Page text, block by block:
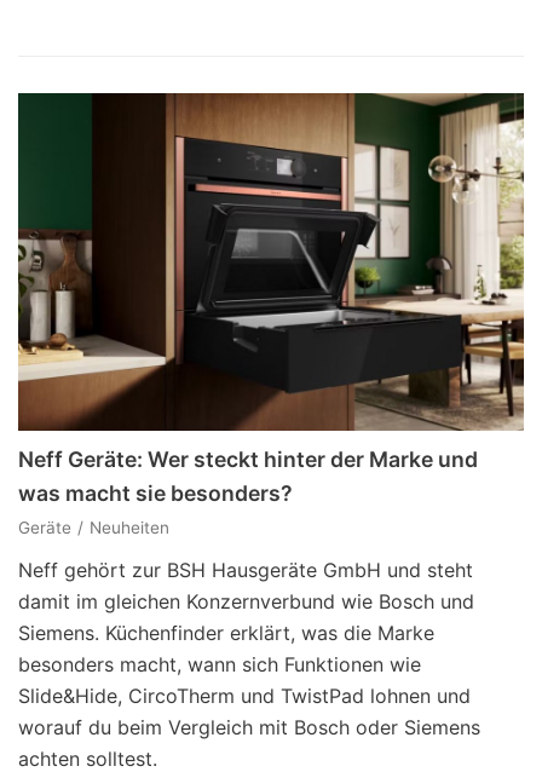
Neff Geräte: Wer steckt hinter der Marke und
was macht sie besonders?
Geräte Neuheiten
Neff gehört zur BSH Hausgeräte GmbH und steht
damit im gleichen Konzernverbund wie Bosch und
Siemens. Küchenfinder erklärt, was die Marke
besonders macht, wann sich Funktionen wie
Slide&Hide, CircoTherm und TwistPad lohnen und
worauf du beim Vergleich mit Bosch oder Siemens
achten solltest.